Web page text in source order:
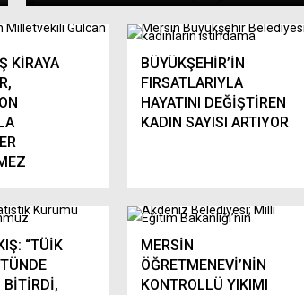
KİRAYA
BÜYÜKŞEHİR’İN
FIRSATLARIYLA
HAYATINI DEĞİŞTİREN
KADIN SAYISI ARTIYOR
“TÜİK
MERSİN
ÖĞRETMENEVİ’NİN
KONTROLLÜ YIKIMI